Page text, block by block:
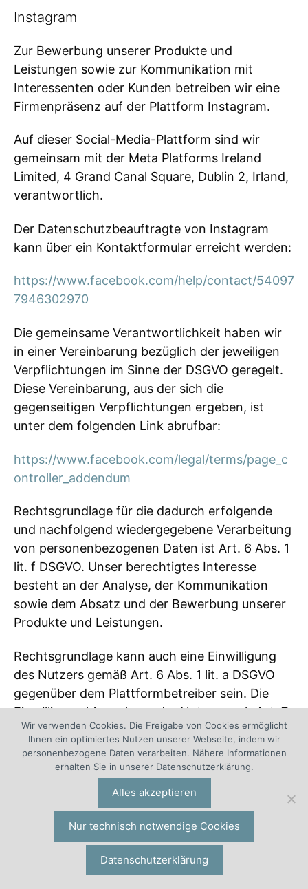
Instagram
Zur Bewerbung unserer Produkte und
Leistungen sowie zur Kommunikation mit
Interessenten oder Kunden betreiben wir eine
Firmenpräsenz auf der Plattform Instagram.
Auf dieser Social-Media-Plattform sind wir
gemeinsam mit der Meta Platforms Ireland
Limited, 4 Grand Canal Square, Dublin 2, Irland,
verantwortlich.
Der Datenschutzbeauftragte von Instagram
kann über ein Kontaktformular erreicht werden:
https://www.facebook.com/help/contact/54097
7946302970
Die gemeinsame Verantwortlichkeit haben wir
in einer Vereinbarung bezüglich der jeweiligen
Verpflichtungen im Sinne der DSGVO geregelt.
Diese Vereinbarung, aus der sich die
gegenseitigen Verpflichtungen ergeben, ist
unter dem folgenden Link abrufbar:
https://www.facebook.com/legal/terms/page_c
ontroller_addendum
Rechtsgrundlage für die dadurch erfolgende
und nachfolgend wiedergegebene Verarbeitung
von personenbezogenen Daten ist Art. 6 Abs. 1
lit. f DSGVO. Unser berechtigtes Interesse
besteht an der Analyse, der Kommunikation
sowie dem Absatz und der Bewerbung unserer
Produkte und Leistungen.
Rechtsgrundlage kann auch eine Einwilligung
des Nutzers gemäß Art. 6 Abs. 1 lit. a DSGVO
gegenüber dem Plattformbetreiber sein. Die
Einwilligung hierzu kann der Nutzer nach Art. 7
Abs. 3 DSGVO jederzeit durch eine Mitteilung an
den Plattformbetreiber für die Zukunft
widerrufen.
Bei dem Aufruf unseres Onlineauftritts auf der
Plattform Instagram werden von der Facebook
Ireland Ltd. als Betreiberin der Plattform in der
EU Daten des Nutzers (z.B. persönliche
Informationen, IP-Adresse etc.) verarbeitet.
Wir verwenden Cookies. Die Freigabe von Cookies ermöglicht
Ihnen ein optimiertes Nutzen unserer Webseite, indem wir
personenbezogene Daten verarbeiten. Nähere Informationen
erhalten Sie in unserer Datenschutzerklärung.
Alles akzeptieren
Nur technisch notwendige Cookies
Datenschutzerklärung